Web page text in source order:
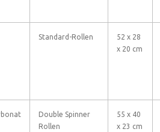
Standard-Rollen
52 x 28
x 20 cm
Double Spinner
Rollen
55 x 40
x 23 cm